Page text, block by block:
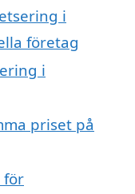
i
företag
i
priset på
för